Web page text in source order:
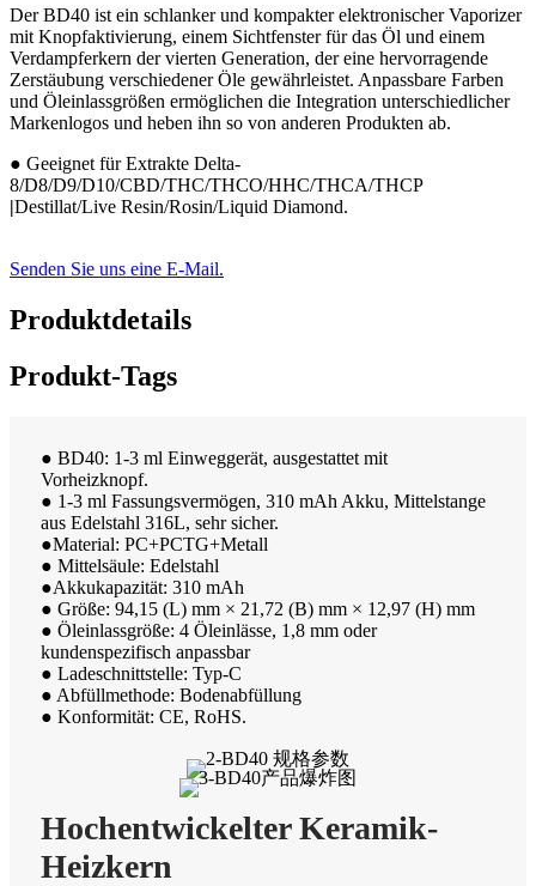
Der BD40 ist ein schlanker und kompakter elektronischer Vaporizer
mit Knopfaktivierung, einem Sichtfenster für das Öl und einem
Verdampferkern der vierten Generation, der eine hervorragende
Zerstäubung verschiedener Öle gewährleistet. Anpassbare Farben
und Öleinlassgrößen ermöglichen die Integration unterschiedlicher
Markenlogos und heben ihn so von anderen Produkten ab.
● Geeignet für Extrakte Delta-
8/D8/D9/D10/CBD/THC/THCO/HHC/THCA/THCP
|Destillat/Live Resin/Rosin/Liquid Diamond.
Senden Sie uns eine E-Mail.
Produktdetails
Produkt-Tags
● BD40: 1-3 ml Einweggerät, ausgestattet mit
Vorheizknopf.
● 1-3 ml Fassungsvermögen, 310 mAh Akku, Mittelstange
aus Edelstahl 316L, sehr sicher.
●Material: PC+PCTG+Metall
● Mittelsäule: Edelstahl
●Akkukapazität: 310 mAh
● Größe: 94,15 (L) mm × 21,72 (B) mm × 12,97 (H) mm
● Öleinlassgröße: 4 Öleinlässe, 1,8 mm oder
kundenspezifisch anpassbar
● Ladeschnittstelle: Typ-C
● Abfüllmethode: Bodenabfüllung
● Konformität: CE, RoHS.
Hochentwickelter Keramik-
Heizkern